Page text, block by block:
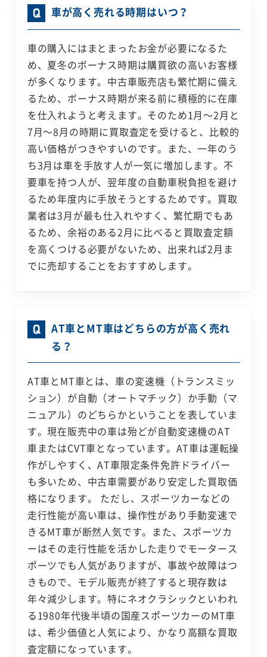
車が高く売れる時期はいつ？
車の購入にはまとまったお金が必要になるた
め、夏冬のボーナス時期は購買欲の高いお客様
が多くなります。中古車販売店も繁忙期に備え
るため、ボーナス時期が来る前に積極的に在庫
を仕入れようと考えます。そのため1月～2月と
7月～8月の時期に買取査定を受けると、比較的
高い価格がつきやすいのです。また、一年のう
ち3月は車を手放す人が一気に増加します。不
要車を持つ人が、翌年度の自動車税負担を避け
るため年度内に手放そうとするためです。買取
業者は3月が最も仕入れやすく、繁忙期でもあ
るため、余裕のある2月に比べると買取査定額
を高くつける必要がないため、出来れば2月ま
でに売却することをおすすめします。
AT車とMT車はどちらの方が高く売れ
る？
AT車とMT車とは、車の変速機（トランスミッ
ション）が自動（オートマチック）か手動（マ
ニュアル）のどちらかということを表していま
す。現在販売中の車は殆どが自動変速機のAT
車またはCVT車となっています。AT車は運転操
作がしやすく、AT車限定条件免許ドライバー
も多いため、中古車需要があり安定した買取価
格になります。 ただし、スポーツカーなどの
走行性能が高い車は、操作性があり手動変速で
きるMT車が断然人気です。また、スポーツカ
ーはその走行性能を活かした走りでモータース
ポーツでも人気がありますが、事故や故障はつ
きもので、モデル販売が終了すると現存数は
年々減少します。特にネオクラシックといわれ
る1980年代後半頃の国産スポーツカーのMT車
は、希少価値と人気により、かなり高額な買取
査定額になっています。